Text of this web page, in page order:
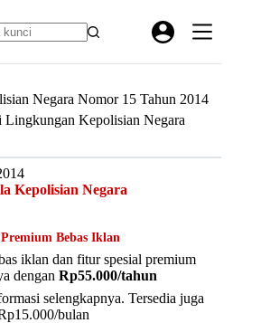
Negara Nomor 15 Tahun 2014
Kepolisian Negara
Kepolisian Negara
Premium Bebas Iklan
iklan dan fitur spesial premium
dengan Rp55.000/tahun
selengkapnya. Tersedia juga
bulan